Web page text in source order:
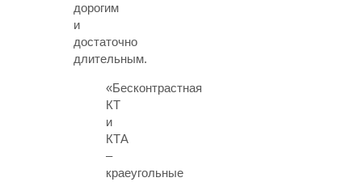
дорогим
и
достаточно
длительным.
«Бесконтрастная
КТ
и
КТА
–
краеугольные